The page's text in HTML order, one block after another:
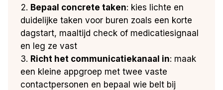
Bepaal concrete taken: kies lichte en
duidelijke taken voor buren zoals een korte
dagstart, maaltijd check of medicatiesignaal
en leg ze vast
Richt het communicatiekanaal in: maak
een kleine appgroep met twee vaste
contactpersonen en bepaal wie belt bij